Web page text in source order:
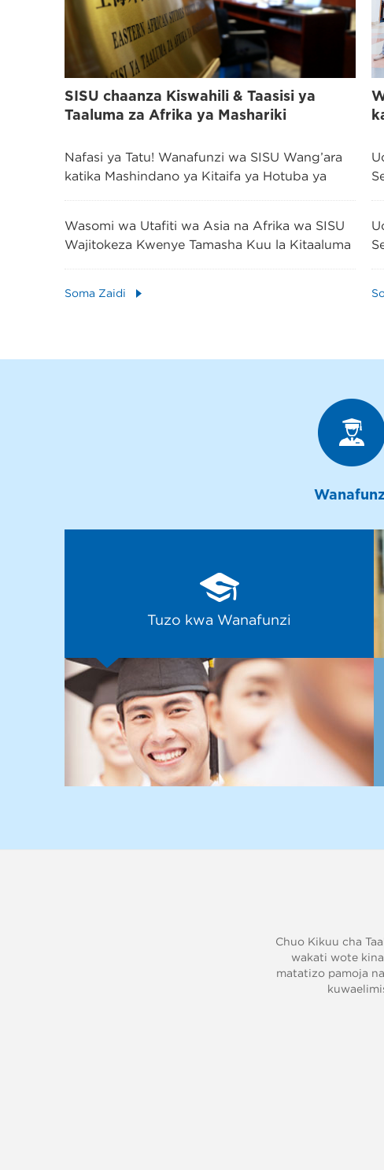
SISU chaanza Kiswahili & Taasisi ya
Taaluma za Afrika ya Mashariki
Nafasi ya Tatu! Wanafunzi wa SISU Wang’ara
katika Mashindano ya Kitaifa ya Hotuba ya
Wasomi wa Utafiti wa Asia na Afrika wa SISU
Wajitokeza Kwenye Tamasha Kuu la Kitaaluma
Soma Zaidi
Tuzo kwa Wanafunzi
Chuo Kikuu cha
wakati wote
matatizo pamoja